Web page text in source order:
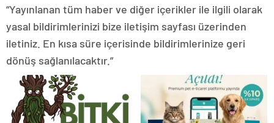
“Yayınlanan tüm haber ve diğer içerikler ile ilgili olarak
yasal bildirimlerinizi bize iletişim sayfası üzerinden
iletiniz. En kısa süre içerisinde bildirimlerinize geri
dönüş sağlanılacaktır.”